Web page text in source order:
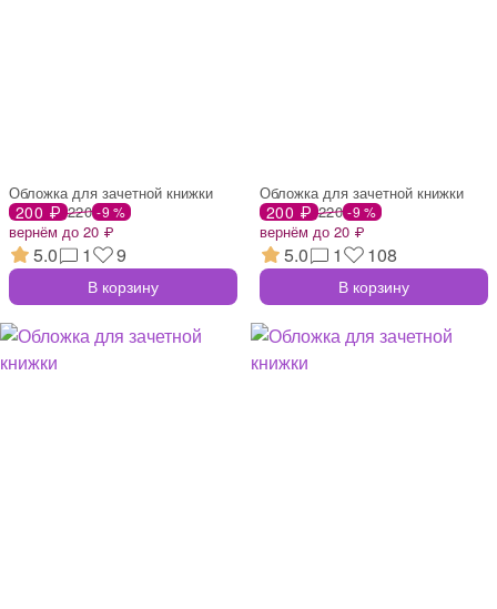
Обложка для зачетной книжки
200 ₽ 220 -9 %
вернём до 20 ₽
5.0 1 9
В корзину
Обложка для зачетной книжки
200 ₽ 220 -9 %
вернём до 20 ₽
5.0 1 108
В корзину